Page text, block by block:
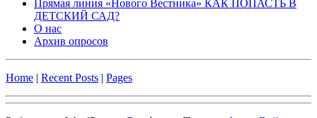
Прямая линия «Нового Вестника» КАК ПОПАСТЬ В
ДЕТСКИЙ САД?
О нас
Архив опросов
Home | Recent Posts | Pages